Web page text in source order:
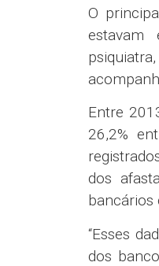
O
estavam
Entre
26,2%
dos
bancários
“Esses
dos